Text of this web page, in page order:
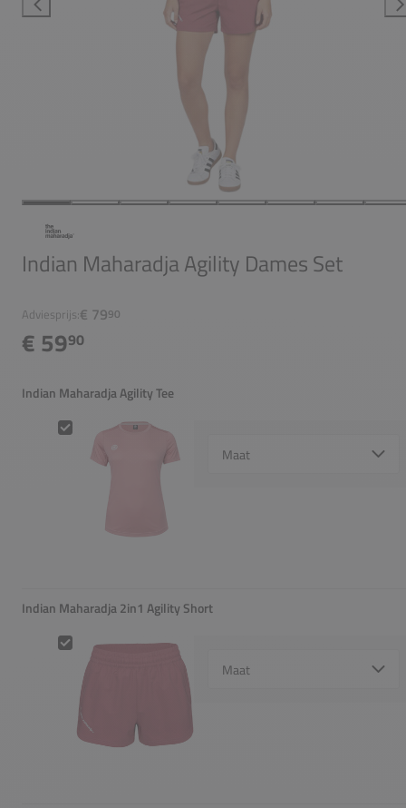
Indian Maharadja Agility Dames Set
Adviesprijs:€ 7990
€ 5990
Indian Maharadja Agility Tee
Indian Maharadja Agility Tee
Indian Maharadja 2in1 Agility Short
Indian Maharadja 2in1 Agility Short